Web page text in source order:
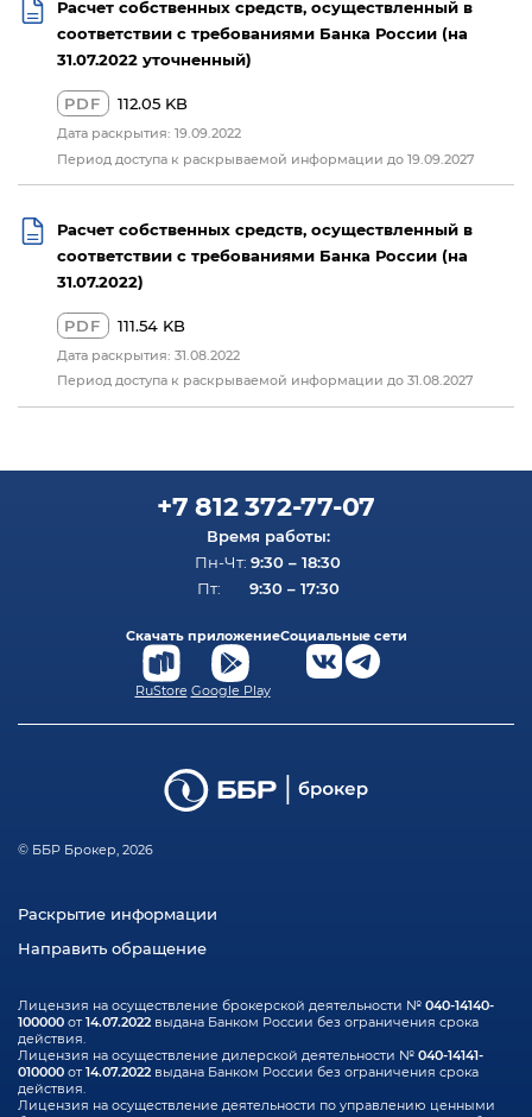
Расчет собственных средств, осуществленный в
соответствии с требованиями Банка России (на
31.07.2022 уточненный)
PDF 112.05 KB
Дата раскрытия: 19.09.2022
Период доступа к раскрываемой информации до 19.09.2027
Расчет собственных средств, осуществленный в
соответствии с требованиями Банка России (на
31.07.2022)
PDF 111.54 KB
Дата раскрытия: 31.08.2022
Период доступа к раскрываемой информации до 31.08.2027
+7 812 372-77-07
Время работы:
Пн-Чт: 9:30 – 18:30
Пт: 9:30 – 17:30
Скачать приложение
RuStore Google Play
Социальные сети
© ББР Брокер, 2026
Лицензия на осуществление брокерской деятельности № 040-14140-
100000от14.07.2022выдана Банком России без ограничения срока
действия.
Лицензия на осуществление дилерской деятельности № 040-14141-
010000от14.07.2022выдана Банком России без ограничения срока
действия.
Лицензия на осуществление деятельности по управлению ценными
Раскрытие информации
Направить обращение